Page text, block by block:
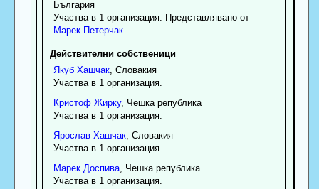
България
Участва в 1 организация. Представлявано от
Марек Петерчак
Действителни собственици
Якуб Хашчак, Словакия
Участва в 1 организация.
Кристоф Жирку, Чешка република
Участва в 1 организация.
Ярослав Хашчак, Словакия
Участва в 1 организация.
Марек Доспива, Чешка република
Участва в 1 организация.